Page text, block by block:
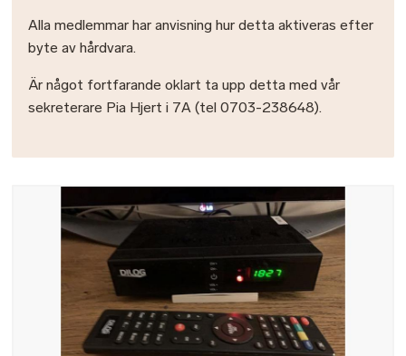
Alla medlemmar har anvisning hur detta aktiveras efter
byte av hårdvara.
Är något fortfarande oklart ta upp detta med vår
sekreterare Pia Hjert i 7A (tel 0703-238648).